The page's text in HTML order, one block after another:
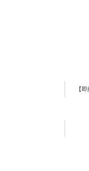
【